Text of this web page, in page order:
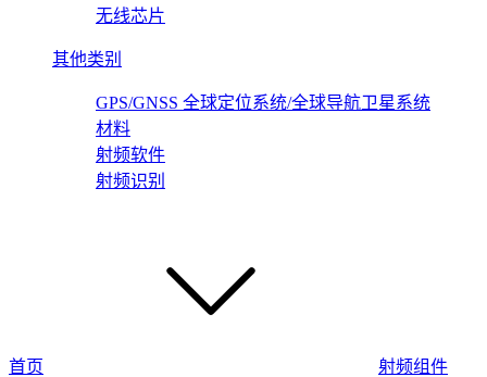
无线芯片
其他类别
GPS/GNSS 全球定位系统/全球导航卫星系统
材料
射频软件
射频识别
首页 射频组件